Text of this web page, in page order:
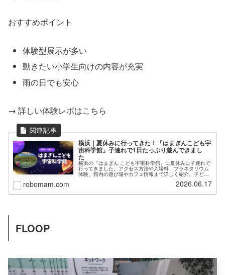
おすすめポイント
体験型展示が多い
動きたい小学生向けの内容が充実
雨の日でも安心
→ 詳しい体験レポはこちら
横浜｜夏休みに行ってきた！「はまぎんこども宇
宙科学館」子連れで1日たっぷり遊んできまし
た
横浜の『はまぎん こども宇宙科学館』に夏休みに子連れで
行ってきました。アクセス方法や入場料、プラネタリウム
体験、館内の遊び場やカフェ情報まで詳しく紹介。子ども
と1日たっぷり楽しめるスポットです。
robomam.com 2026.06.17
FLOOP